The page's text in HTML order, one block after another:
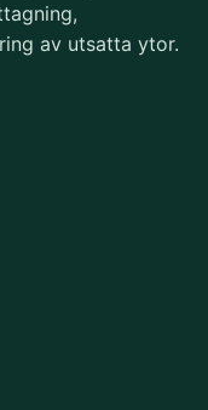
av utsatta ytor.